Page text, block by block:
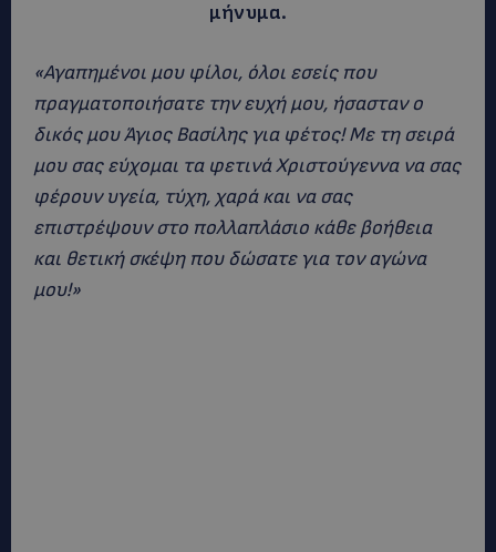
μήνυμα.
«Αγαπημένοι μου φίλοι, όλοι εσείς που
πραγματοποιήσατε την ευχή μου, ήσασταν ο
δικός μου Άγιος Βασίλης για φέτος! Με τη σειρά
μου σας εύχομαι τα φετινά Χριστούγεννα να σας
φέρουν υγεία, τύχη, χαρά και να σας
επιστρέψουν στο πολλαπλάσιο κάθε βοήθεια
και θετική σκέψη που δώσατε για τον αγώνα
μου!»